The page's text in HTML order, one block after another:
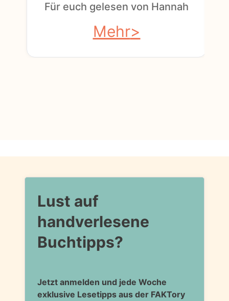
Für euch gelesen von Hannah
Mehr
Lust auf
handverlesene
Buchtipps?